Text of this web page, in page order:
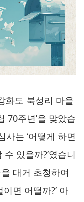
화도 북성리 마을
70주년’을 맞았습
사는 ‘어떻게 하면
있을까?’였습니
대거 초청하여
면 어떨까?’ 아